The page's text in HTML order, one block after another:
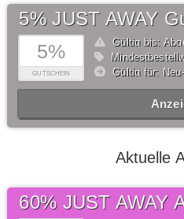
5%
GUTSCHEIN
5% JUST AWAY
Gültig bis:
Gültig für:
Aktuelle
60% JUST AWAY